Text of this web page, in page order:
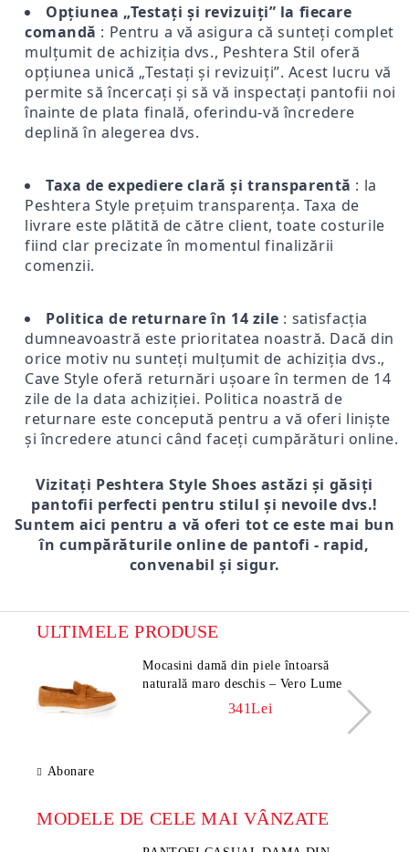
Opțiunea „Testați și revizuiți” la fiecare
comandă : Pentru a vă asigura că sunteți complet
mulțumit de achiziția dvs., Peshtera Stil oferă
opțiunea unică „Testați și revizuiți”. Acest lucru vă
permite să încercați și să vă inspectați pantofii noi
înainte de plata finală, oferindu-vă încredere
deplină în alegerea dvs.
Taxa de expediere clară și transparentă : la
Peshtera Style prețuim transparența. Taxa de
livrare este plătită de către client, toate costurile
fiind clar precizate în momentul finalizării
comenzii.
Politica de returnare în 14 zile : satisfacția
dumneavoastră este prioritatea noastră. Dacă din
orice motiv nu sunteți mulțumit de achiziția dvs.,
Cave Style oferă returnări ușoare în termen de 14
zile de la data achiziției. Politica noastră de
returnare este concepută pentru a vă oferi liniște
și încredere atunci când faceți cumpărături online.
Vizitați Peshtera Style Shoes astăzi și găsiți
pantofii perfecti pentru stilul și nevoile dvs.!
Suntem aici pentru a vă oferi tot ce este mai bun
în cumpărăturile online de pantofi - rapid,
convenabil și sigur.
ULTIMELE PRODUSE
Mocasini damă din piele întoarsă
naturală maro deschis – Vero Lume
341Lei
Abonare
MODELE DE CELE MAI VÂNZATE